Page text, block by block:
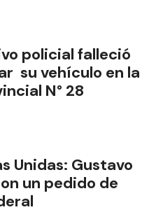
policial falleció
su vehículo en la
N° 28
Unidas: Gustavo
un pedido de